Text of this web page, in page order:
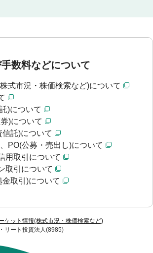
ケット情報(株式市況・株価検索など)
リート投資法人(8985)
数料などについて
式市況・株価検索など)について
)について
)について
託)について
PO(公募・売出し)について
用取引について
取引について
取引)について